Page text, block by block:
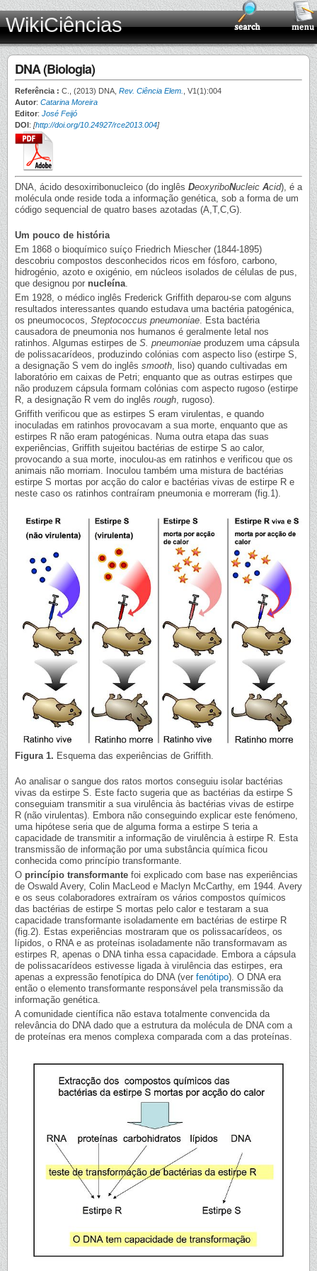
WikiCiências
DNA (Biologia)
Referência : C., (2013) DNA, Rev. Ciência Elem.
, V1(1):004
Autor: Catarina Moreira
Editor: José Feijó
DOI: [http://doi.org/10.24927/rce2013.004]
DNA, ácido desoxirribonucleico (do inglês DeoxyriboNucleic Acid), é a
molécula onde reside toda a informação genética, sob a forma de um
código sequencial de quatro bases azotadas (A,T,C,G).
Um pouco de história
Em 1868 o bioquímico suíço Friedrich Miescher (1844-1895)
descobriu compostos desconhecidos ricos em fósforo, carbono,
hidrogénio, azoto e oxigénio, em núcleos isolados de células de pus,
que designou por nucleína.
Em 1928, o médico inglês Frederick Griffith deparou-se com alguns
resultados interessantes quando estudava uma bactéria patogénica,
os pneumococos, Steptococcus pneumoniae. Esta bactéria
causadora de pneumonia nos humanos é geralmente letal nos
ratinhos. Algumas estirpes de S. pneumoniae produzem uma cápsula
de polissacarídeos, produzindo colónias com aspecto liso (estirpe S,
a designação S vem do inglês smooth, liso) quando cultivadas em
laboratório em caixas de Petri; enquanto que as outras estirpes que
não produzem cápsula formam colónias com aspecto rugoso (estirpe
R, a designação R vem do inglês rough, rugoso).
Griffith verificou que as estirpes S eram virulentas, e quando
inoculadas em ratinhos provocavam a sua morte, enquanto que as
estirpes R não eram patogénicas. Numa outra etapa das suas
experiências, Griffith sujeitou bactérias de estirpe S ao calor,
provocando a sua morte, inoculou-as em ratinhos e verificou que os
animais não morriam. Inoculou também uma mistura de bactérias
estirpe S mortas por acção do calor e bactérias vivas de estirpe R e
neste caso os ratinhos contraíram pneumonia e morreram (fig.1).
Figura 1. Esquema das experiências de Griffith.
Ao analisar o sangue dos ratos mortos conseguiu isolar bactérias
vivas da estirpe S. Este facto sugeria que as bactérias da estirpe S
conseguiam transmitir a sua virulência às bactérias vivas de estirpe
R (não virulentas). Embora não conseguindo explicar este fenómeno,
uma hipótese seria que de alguma forma a estirpe S teria a
capacidade de transmitir a informação de virulência à estirpe R. Esta
transmissão de informação por uma substância química ficou
conhecida como princípio transformante.
O princípio transformante foi explicado com base nas experiências
de Oswald Avery, Colin MacLeod e Maclyn McCarthy, em 1944. Avery
e os seus colaboradores extraíram os vários compostos químicos
das bactérias de estirpe S mortas pelo calor e testaram a sua
capacidade transformante isoladamente em bactérias de estirpe R
(fig.2). Estas experiências mostraram que os polissacarídeos, os
lípidos, o RNA e as proteínas isoladamente não transformavam as
estirpes R, apenas o DNA tinha essa capacidade. Embora a cápsula
de polissacarídeos estivesse ligada à virulência das estirpes, era
apenas a expressão fenotípica do DNA (ver fenótipo). O DNA era
então o elemento transformante responsável pela transmissão da
informação genética.
A comunidade científica não estava totalmente convencida da
relevância do DNA dado que a estrutura da molécula de DNA com a
de proteínas era menos complexa comparada com a das proteínas.